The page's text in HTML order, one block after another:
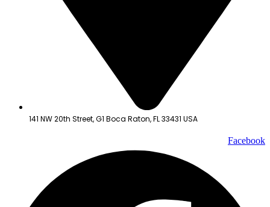
141 NW 20th Street, G1 Boca Raton, FL 33431 USA
Facebook